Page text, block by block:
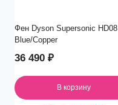
Фен Dyson Supersonic HD08
Blue/Copper
36 490 ₽
В корзину